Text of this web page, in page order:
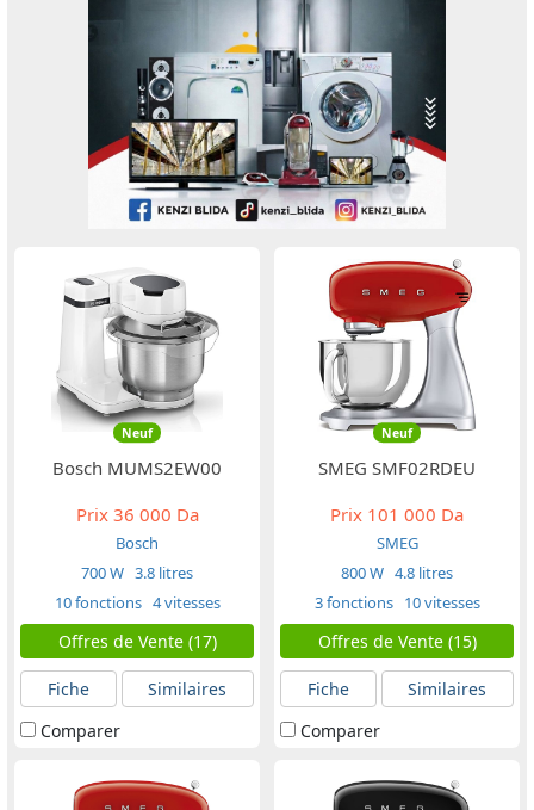
Neuf
Bosch MUMS2EW00
Prix36 000 Da
Bosch
700 W 3.8 litres
10 fonctions 4 vitesses
Offres de Vente (17)
Fiche
Similaires
Comparer
Neuf
SMEG SMF02RDEU
Prix 101 000 Da
SMEG
800 W 4.8 litres
3 fonctions 10 vitesses
Offres de Vente (15)
Fiche
Similaires
Comparer